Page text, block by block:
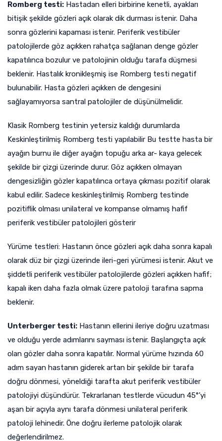
Romberg testi: Hastadan elleri birbirine kenetli, ayakları
bitişik şekilde gözleri açık olarak dik durması istenir. Daha
sonra gözlerini kapaması istenir. Periferik vestibüler
patolojilerde göz açıkken rahatça sağlanan denge gözler
kapatılınca bozulur ve patolojinin olduğu tarafa düşmesi
beklenir. Hastalık kronikleşmiş ise Romberg testi negatif
bulunabilir. Hasta gözleri açıkken de dengesini
sağlayamıyorsa santral patolojiler de düşünülmelidir.
Klasik Romberg testinin yetersiz kaldığı durumlarda
Keskinleştirilmiş Romberg testi yapılabilir Bu testte hasta bir
ayağın burnu ile diğer ayağın topuğu arka ar- kaya gelecek
şekilde bir çizgi üzerinde durur. Göz açıkken olmayan
dengesizliğin gözler kapatılınca ortaya çıkması pozitif olarak
kabul edilir. Sadece keskinleştirilmiş Romberg testinde
pozitiflik olması unilateral ve kompanse olmamış hafif
periferik vestibüler patolojileri gösterir
Yürüme testleri: Hastanın önce gözleri açık daha sonra kapalı
olarak düz bir çizgi üzerinde ileri-geri yürümesi istenir. Akut ve
şiddetli periferik vestibüler patolojilerde gözleri açıkken hafif;
kapalı iken daha fazla olmak üzere patoloji tarafına sapma
beklenir.
Unterberger testi: Hastanın ellerini ileriye doğru uzatması
ve olduğu yerde adımlarını sayması istenir. Başlangıçta açık
olan gözler daha sonra kapatılır. Normal yürüme hızında 60
adım sayan hastanın giderek artan bir şekilde bir tarafa
doğru dönmesi, yöneldiği tarafta akut periferik vestibüler
patolojiyi düşündürür. Tekrarlanan testlerde vücudun 45°’yi
aşan bir açıyla aynı tarafa dönmesi unilateral periferik
patoloji lehinedir. Öne doğru ilerleme patolojik olarak
değerlendirilmez.